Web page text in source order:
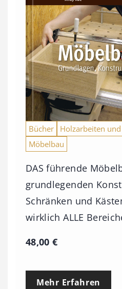
Bücher
Holzarbeiten
Möbelbau
DAS führende
grundlegenden
Schränken und
wirklich ALLE
48,00€
Mehr Erfahren